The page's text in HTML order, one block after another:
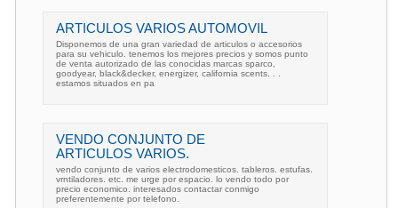
ARTICULOS VARIOS AUTOMOVIL
Disponemos de una gran variedad de articulos o accesorios
para su vehiculo. tenemos los mejores precios y somos punto
de venta autorizado de las conocidas marcas sparco,
goodyear, black&decker, energizer, california scents. . .
estamos situados en pa
VENDO CONJUNTO DE
ARTICULOS VARIOS.
vendo conjunto de varios electrodomesticos. tableros. estufas.
vrntiladores. etc. me urge por espacio. lo vendo todo por
precio economico. interesados contactar conmigo
preferentemente por telefono.